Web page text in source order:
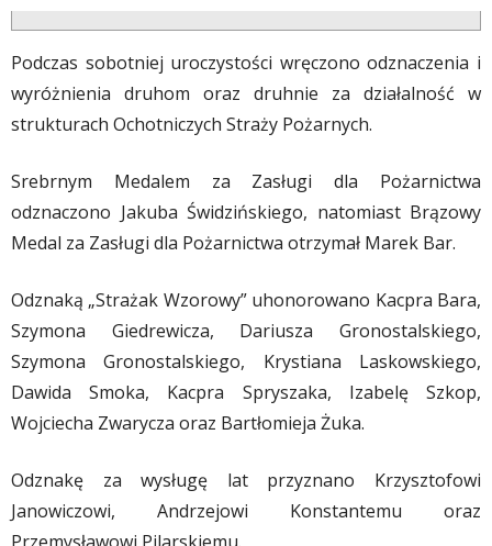
Podczas sobotniej uroczystości wręczono odznaczenia i
wyróżnienia druhom oraz druhnie za działalność w
strukturach Ochotniczych Straży Pożarnych.
Srebrnym Medalem za Zasługi dla Pożarnictwa
odznaczono Jakuba Świdzińskiego, natomiast Brązowy
Medal za Zasługi dla Pożarnictwa otrzymał Marek Bar.
Odznaką „Strażak Wzorowy” uhonorowano Kacpra Bara,
Szymona Giedrewicza, Dariusza Gronostalskiego,
Szymona Gronostalskiego, Krystiana Laskowskiego,
Dawida Smoka, Kacpra Spryszaka, Izabelę Szkop,
Wojciecha Zwarycza oraz Bartłomieja Żuka.
Odznakę za wysługę lat przyznano Krzysztofowi
Janowiczowi, Andrzejowi Konstantemu oraz